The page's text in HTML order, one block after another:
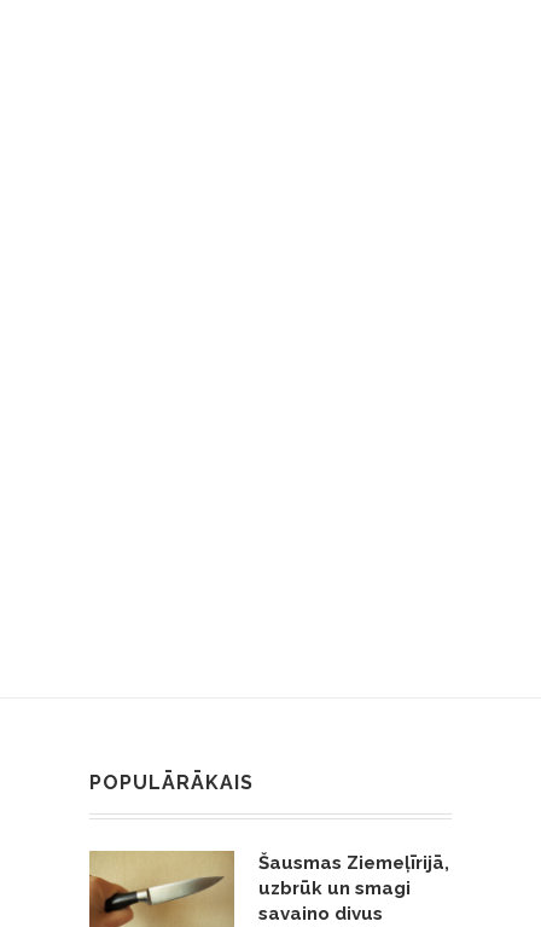
POPULĀRĀKAIS
Šausmas Ziemeļīrijā,
uzbrūk un smagi
savaino divus